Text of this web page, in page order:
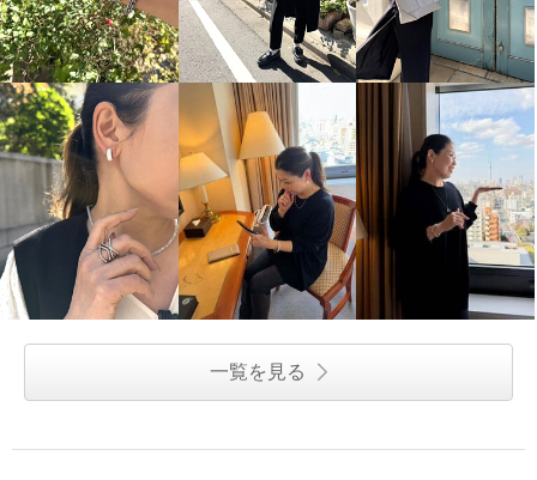
一覧を見る